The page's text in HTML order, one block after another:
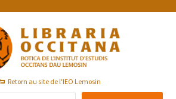
Retorn au site de l'IEO Lemosin